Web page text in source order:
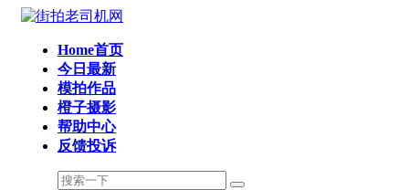
Home首页
今日最新
模拍作品
橙子摄影
帮助中心
反馈投诉